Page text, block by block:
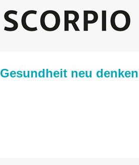
Gesundheit neu denken